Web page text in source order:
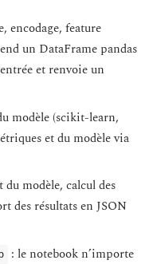
encodage, feature
un DataFrame pandas
et renvoie un
modèle (scikit-learn,
et du modèle via
du modèle, calcul des
des résultats en JSON
: le notebook n’importe